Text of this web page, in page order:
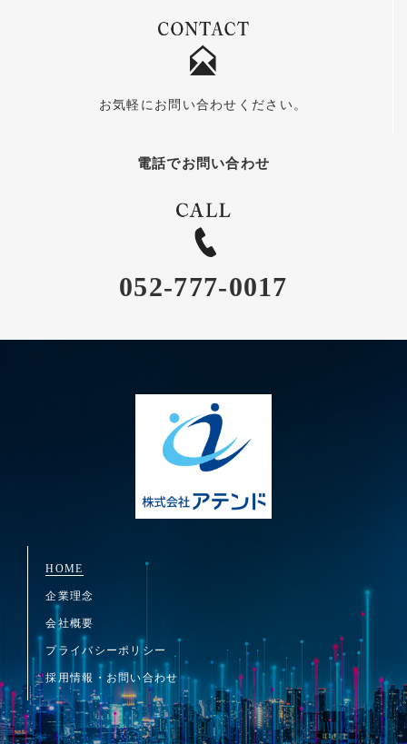
お気軽にお問い合わせください。
電話でお問い合わせ
052-777-0017
HOME
企業理念
会社概要
プライバシーポリシー
採用情報・お問い合わせ